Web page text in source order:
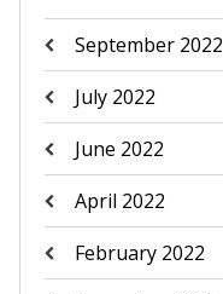
September 2022
July 2022
June 2022
April 2022
February 2022